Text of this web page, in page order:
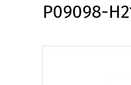
P09098-